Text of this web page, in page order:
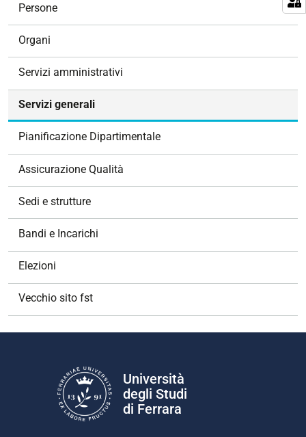
Persone
Organi
Servizi amministrativi
Servizi generali
Pianificazione Dipartimentale
Assicurazione Qualità
Sedi e strutture
Bandi e Incarichi
Elezioni
Vecchio sito fst
Università
degli Studi
di Ferrara